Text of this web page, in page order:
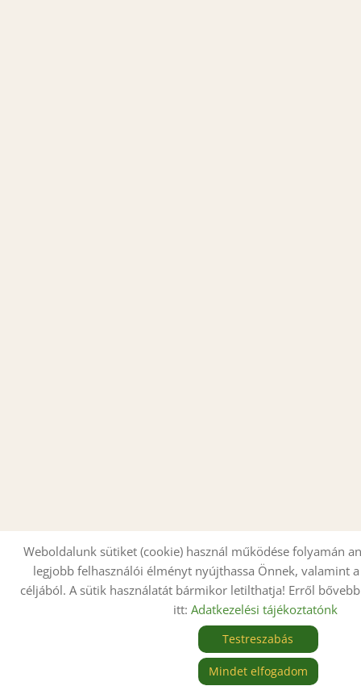
Mindet elfogadom
Testreszabás
Weboldalunk sütiket (cookie) használ működése folyamán
legjobb felhasználói élményt nyújthassa Önnek, valamint
céljából. A sütik használatát bármikor letilthatja! Erről
itt: Adatkezelési tájékoztatónk